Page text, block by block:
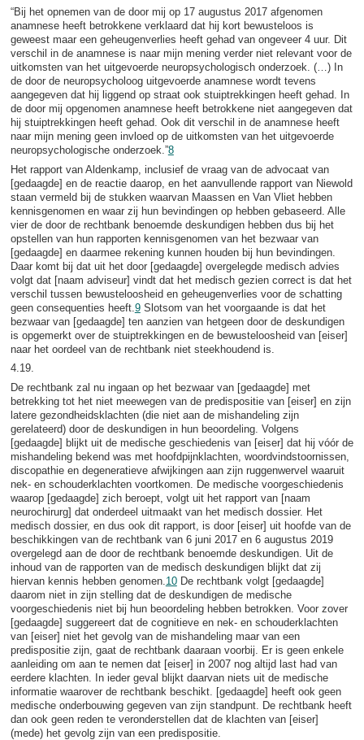
“Bij het opnemen van de door mij op 17 augustus 2017 afgenomen
anamnese heeft betrokkene verklaard dat hij kort bewusteloos is
geweest maar een geheugenverlies heeft gehad van ongeveer 4 uur. Dit
verschil in de anamnese is naar mijn mening verder niet relevant voor de
uitkomsten van het uitgevoerde neuropsychologisch onderzoek. (…) In
de door de neuropsycholoog uitgevoerde anamnese wordt tevens
aangegeven dat hij liggend op straat ook stuiptrekkingen heeft gehad. In
de door mij opgenomen anamnese heeft betrokkene niet aangegeven dat
hij stuiptrekkingen heeft gehad. Ook dit verschil in de anamnese heeft
naar mijn mening geen invloed op de uitkomsten van het uitgevoerde
neuropsychologische onderzoek.”8
Het rapport van Aldenkamp, inclusief de vraag van de advocaat van
[gedaagde] en de reactie daarop, en het aanvullende rapport van Niewold
staan vermeld bij de stukken waarvan Maassen en Van Vliet hebben
kennisgenomen en waar zij hun bevindingen op hebben gebaseerd. Alle
vier de door de rechtbank benoemde deskundigen hebben dus bij het
opstellen van hun rapporten kennisgenomen van het bezwaar van
[gedaagde] en daarmee rekening kunnen houden bij hun bevindingen.
Daar komt bij dat uit het door [gedaagde] overgelegde medisch advies
volgt dat [naam adviseur] vindt dat het medisch gezien correct is dat het
verschil tussen bewusteloosheid en geheugenverlies voor de schatting
geen consequenties heeft. 9Slotsom van het voorgaande is dat het
bezwaar van [gedaagde] ten aanzien van hetgeen door de deskundigen
is opgemerkt over de stuiptrekkingen en de bewusteloosheid van [eiser]
naar het oordeel van de rechtbank niet steekhoudend is.
4.19.
De rechtbank zal nu ingaan op het bezwaar van [gedaagde] met
betrekking tot het niet meewegen van de predispositie van [eiser] en zijn
latere gezondheidsklachten (die niet aan de mishandeling zijn
gerelateerd) door de deskundigen in hun beoordeling. Volgens
[gedaagde] blijkt uit de medische geschiedenis van [eiser] dat hij vóór de
mishandeling bekend was met hoofdpijnklachten, woordvindstoornissen,
discopathie en degeneratieve afwijkingen aan zijn ruggenwervel waaruit
nek- en schouderklachten voortkomen. De medische voorgeschiedenis
waarop [gedaagde] zich beroept, volgt uit het rapport van [naam
neurochirurg] dat onderdeel uitmaakt van het medisch dossier. Het
medisch dossier, en dus ook dit rapport, is door [eiser] uit hoofde van de
beschikkingen van de rechtbank van 6 juni 2017 en 6 augustus 2019
overgelegd aan de door de rechtbank benoemde deskundigen. Uit de
inhoud van de rapporten van de medisch deskundigen blijkt dat zij
hiervan kennis hebben genomen. 10De rechtbank volgt [gedaagde]
daarom niet in zijn stelling dat de deskundigen de medische
voorgeschiedenis niet bij hun beoordeling hebben betrokken. Voor zover
[gedaagde] suggereert dat de cognitieve en nek- en schouderklachten
van [eiser] niet het gevolg van de mishandeling maar van een
predispositie zijn, gaat de rechtbank daaraan voorbij. Er is geen enkele
aanleiding om aan te nemen dat [eiser] in 2007 nog altijd last had van
eerdere klachten. In ieder geval blijkt daarvan niets uit de medische
informatie waarover de rechtbank beschikt. [gedaagde] heeft ook geen
medische onderbouwing gegeven van zijn standpunt. De rechtbank heeft
dan ook geen reden te veronderstellen dat de klachten van [eiser]
(mede) het gevolg zijn van een predispositie.